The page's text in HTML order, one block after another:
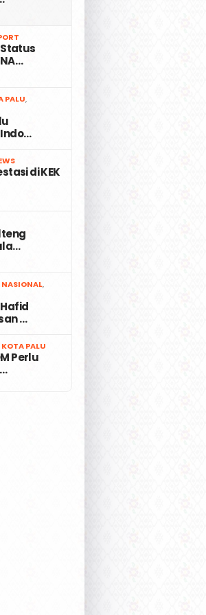
PALU,
di KEK
NASIONAL,
…
KOTA PALU
Perlu